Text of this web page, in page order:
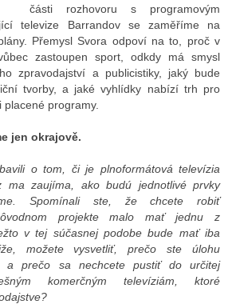
části rozhovoru s programovým
televize Barrandov se zaměříme na
Přemysl Svora odpoví na to, proč v
zastoupen sport, odkdy má smysl
zpravodajství a publicistiky, jaký bude
tvorby, a jaké vyhlídky nabízí trh pro
programy.
jen okrajově.
o tom, či je plnoformátová televízia
ma zaujíma, ako budú jednotlivé prvky
Spomínali ste, že chcete robiť
projekte malo mať jednu z
v tej súčasnej podobe bude mať iba
možete vysvetliť, prečo ste úlohu
a prečo sa nechcete pustiť do určitej
komerčným televíziám, ktoré